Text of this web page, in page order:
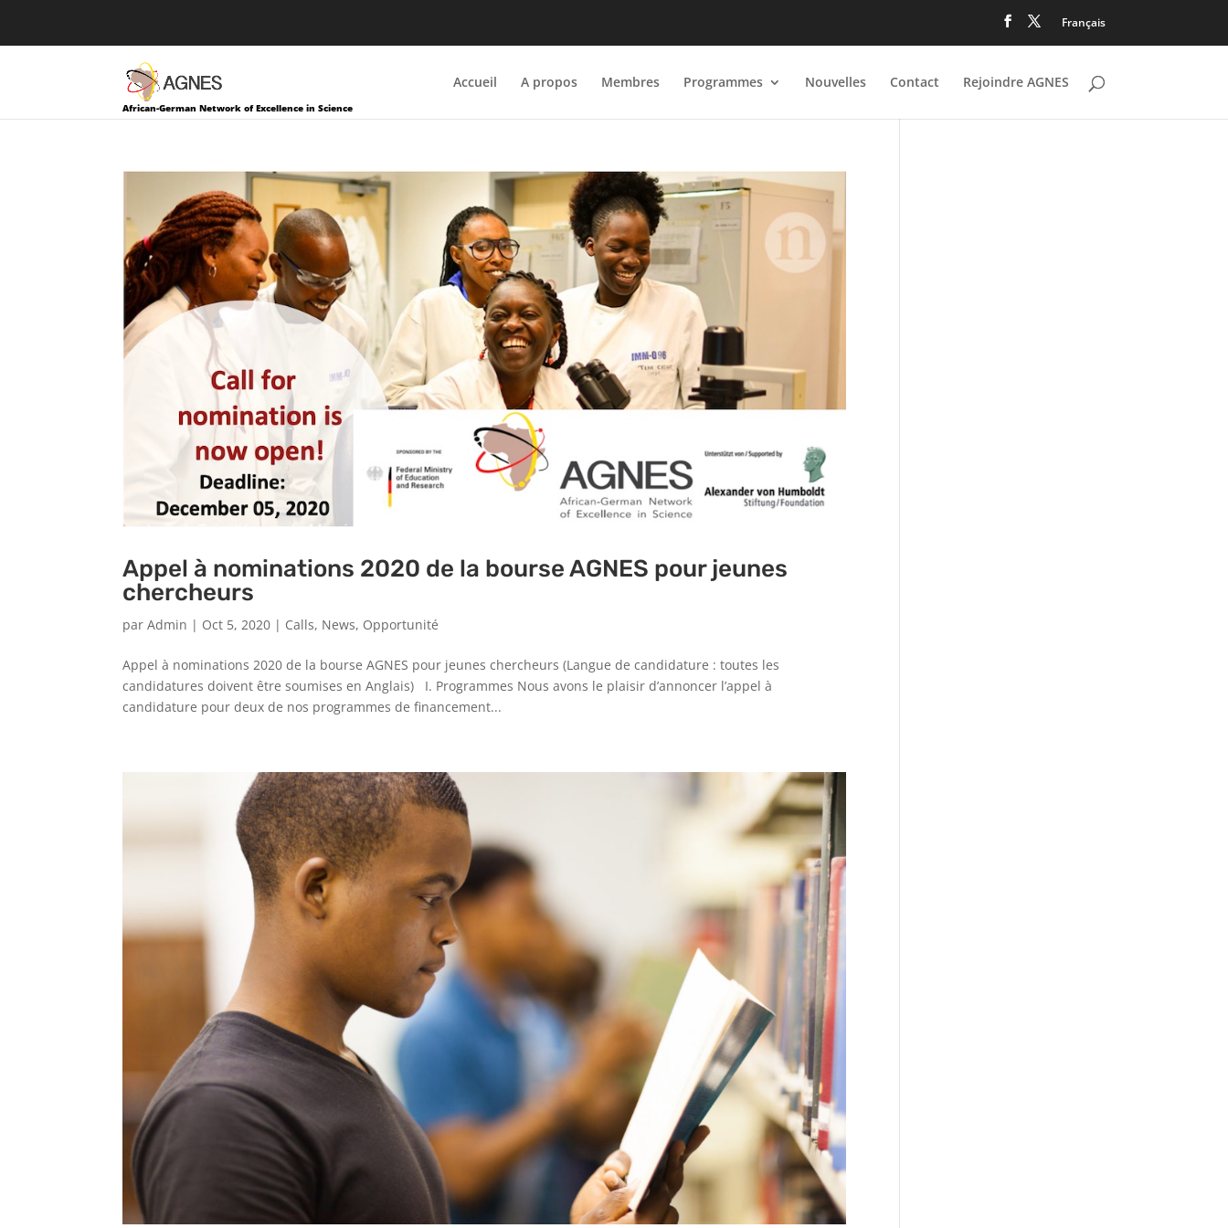
Français
African-German Network of Excellence in Science
Accueil A propos Membres Programmes Nouvelles Contact Rejoindre AGNES
Appel à nominations 2020 de la bourse AGNES pour jeunes
chercheurs
parAdmin | Oct 5, 2020 | Calls, News, Opportunité
Appel à nominations 2020 de la bourse AGNES pour jeunes chercheurs (Langue de candidature : toutes les
candidatures doivent être soumises en Anglais) I. Programmes Nous avons le plaisir d’annoncer l’appel à
candidature pour deux de nos programmes de financement...